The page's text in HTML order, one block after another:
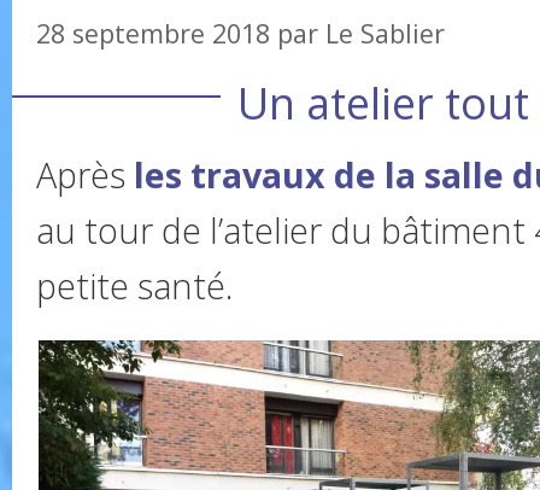
28 septembre 2018 par Le Sablier
Un atelier
Après les travaux de la salle
au tour de l’atelier du bâtiment
petite santé.